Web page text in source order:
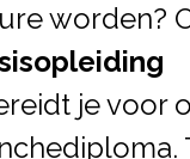
worden?
je voor